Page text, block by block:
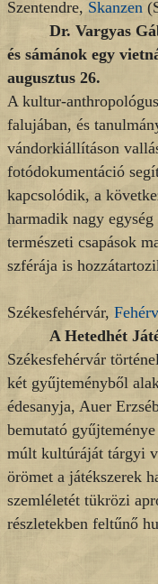
Szentendre, Skanzen
Dr. Vargyas
és sámánok egy
augusztus 26.
A kultur-
falujában, és
vándorkiállításon
fotódokumentáció
kapcsolódik, a
harmadik nagy
természeti csapások
szférája is
Székesfehérvár,
A Hetedhét
Székesfehérvár
két gyűjteményből
édesanyja, Auer
bemutató
múlt kultúráját tárgyi
örömet a játékszerek
szemléletét tükrözi
részletekben feltűnő